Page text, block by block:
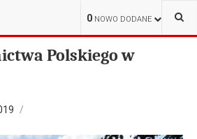
0 NOWO DODANE
Polskiego w